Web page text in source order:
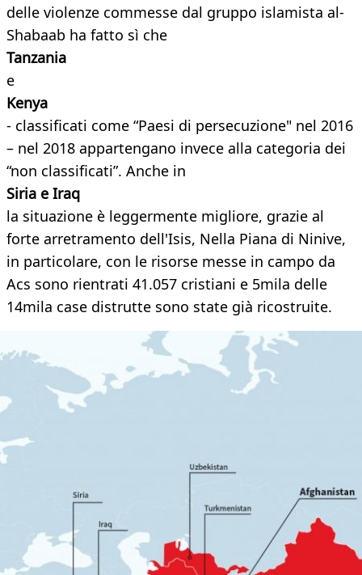
delle violenze commesse dal gruppo islamista al-
Shabaab ha fatto sì che
Tanzania
e
Kenya
- classificati come “Paesi di persecuzione" nel 2016
– nel 2018 appartengano invece alla categoria dei
“non classificati”. Anche in
Siria e Iraq
la situazione è leggermente migliore, grazie al
forte arretramento dell'Isis, Nella Piana di Ninive,
in particolare, con le risorse messe in campo da
Acs sono rientrati 41.057 cristiani e 5mila delle
14mila case distrutte sono state già ricostruite.